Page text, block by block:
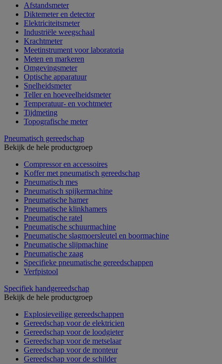
Afstandsmeter
Diktemeter en detector
Elektriciteitsmeter
Industriële weegschaal
Krachtmeter
Meetinstrument voor laboratoria
Meten en markeren
Omgevingsmeter
Optische apparatuur
Snelheidsmeter
Teller en hoeveelheidsmeter
Temperatuur- en vochtmeter
Tijdmeting
Topografische meter
Pneumatisch gereedschap
Bekijk de hele productgroep
Compressor en accessoires
Koffer met pneumatisch gereedschap
Pneumatisch mes
Pneumatisch spijkermachine
Pneumatische hamer
Pneumatische klinkhamers
Pneumatische ratel
Pneumatische schuurmachine
Pneumatische slagmoersleutel en boormachine
Pneumatische slijpmachine
Pneumatische zaag
Specifieke pneumatische gereedschappen
Verfpistool
Specifiek handgereedschap
Bekijk de hele productgroep
Explosieveilige gereedschappen
Gereedschap voor de elektricien
Gereedschap voor de loodgieter
Gereedschap voor de metselaar
Gereedschap voor de monteur
Gereedschap voor de schilder